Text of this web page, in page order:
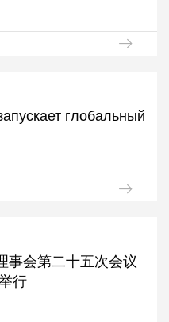
глобальный
事会第二十五次会议
行